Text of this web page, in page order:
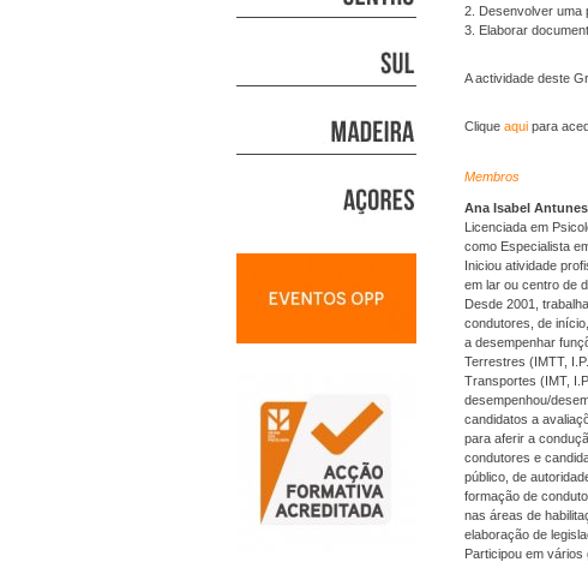
2. Desenvolver uma
3. Elaborar
A actividade deste
Clique aqui para
Membros
Ana Isabel
Licenciada em
como Especialista
Iniciou atividade
em lar ou centro de
Desde 2001,
condutores, de
a desempenhar
Terrestres (IMTT,
Transportes (IMT,
desempenhou/
candidatos a
para aferir a
condutores e
público, de
formação de
nas áreas de
elaboração de
Participou em